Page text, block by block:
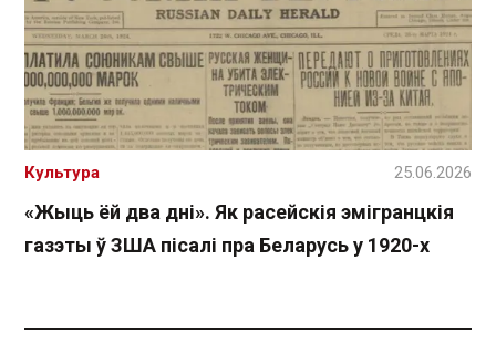
«Жыць ёй два дні». Як расейскія эмігранцкія
газэты ў ЗША пісалі пра Беларусь у 1920-х
Культура 25.06.2026